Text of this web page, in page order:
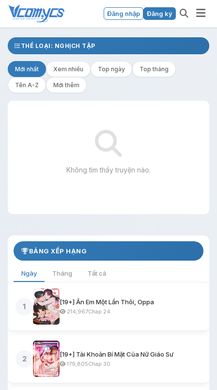
Đăng nhập Đăng ký
THỂ LOẠI: NGHỊCH TẬP
Mới nhất Xem nhiều Top ngày Top tháng
Tên A-Z Mới thêm
Không tìm thấy truyện nào.
BẢNG XẾP HẠNG
Ngày Tháng Tất cả
1
[19+] Ăn Em Một Lần Thôi, Oppa
214,967Chap 24
2
[19+] Tài Khoản Bí Mật Của Nữ Giáo Sư
179,805Chap 30